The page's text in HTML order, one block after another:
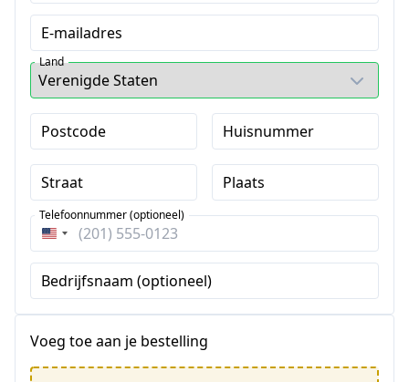
E-mailadres
Land
Postcode Huisnummer
Straat Plaats
Verenigde
Staten
+1
Telefoonnummer (optioneel)
Bedrijfsnaam (optioneel)
Voeg toe aan je bestelling